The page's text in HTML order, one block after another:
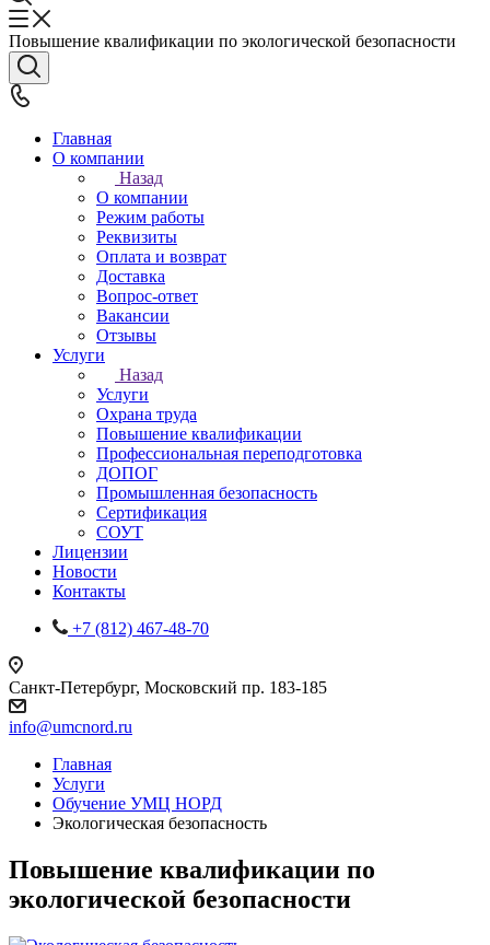
Повышение квалификации по экологической безопасности
Главная
О компании
Назад
О компании
Режим работы
Реквизиты
Оплата и возврат
Доставка
Вопрос-ответ
Вакансии
Отзывы
Услуги
Назад
Услуги
Охрана труда
Повышение квалификации
Профессиональная переподготовка
ДОПОГ
Промышленная безопасность
Сертификация
СОУТ
Лицензии
Новости
Контакты
+7 (812) 467-48-70
Санкт-Петербург, Московский пр. 183-185
info@umcnord.ru
Главная
Услуги
Обучение УМЦ НОРД
Экологическая безопасность
Повышение квалификации по
экологической безопасности